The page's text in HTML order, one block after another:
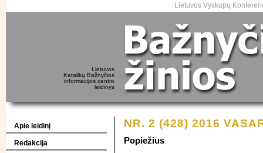
Lietuvos Vyskupų
Lietuvos
Katalikų Bažnyčios
informacijos centro
leidinys
Apie leidinį
Redakcija
NR. 2 (428) 2016
Popiežius